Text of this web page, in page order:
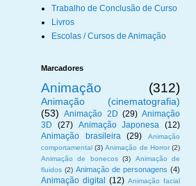
Trabalho de Conclusão de Curso
Livros
Escolas / Cursos de Animação
Marcadores
Animação (312)
Animação (cinematografia)
(53) Animação 2D (29) Animação
3D
(27) Animação Japonesa (12)
Animação brasileira
(29)
Animação
comportamental (3) Animação de Horror (2)
Animação de bonecos (3)
Animação de
fluidos (2) Animação de personagens (4)
Animação digital (12) Animação facial